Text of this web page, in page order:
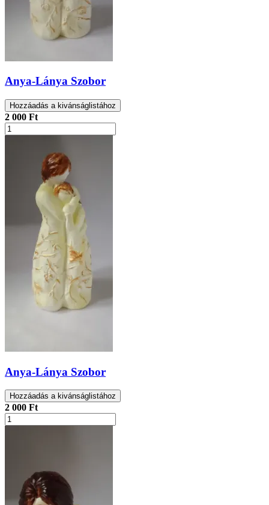
Anya-Lánya Szobor
Hozzáadás a kivánságlistához
2 000 Ft
Anya-Lánya Szobor
Hozzáadás a kivánságlistához
2 000 Ft